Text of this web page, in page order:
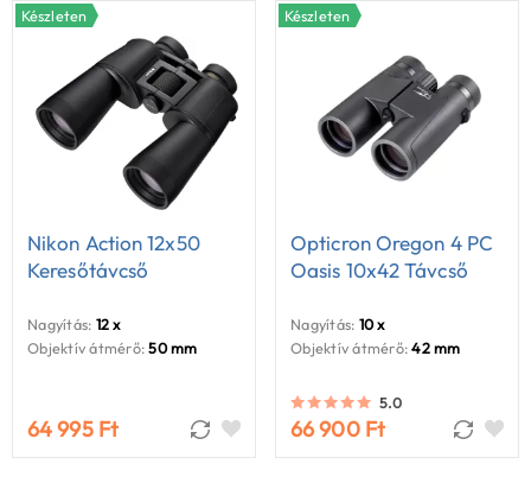
Készleten
Nikon Action 12x50
Keresőtávcső
Nagyítás: 12 x
Objektív átmérő: 50 mm
64 995 Ft
Készleten
Opticron Oregon 4 PC
Oasis 10x42 Távcső
Nagyítás: 10 x
Objektív átmérő: 42 mm
5.0
66 900 Ft